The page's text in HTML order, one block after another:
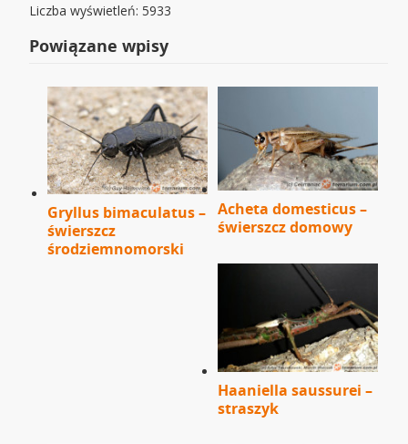
Liczba wyświetleń: 5933
Powiązane wpisy
Gryllus bimaculatus –
świerszcz
środziemnomorski
Acheta domesticus –
świerszcz domowy
Haaniella saussurei –
straszyk